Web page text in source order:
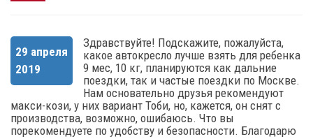
29 апреля
2019
Здравствуйте! Подскажите, пожалуйста,
какое автокресло лучше взять для ребенка
9 мес, 10 кг, планируются как дальние
поездки, так и частые поездки по Москве.
Нам основательно друзья рекомендуют
макси-кози, у них вариант Тоби, но, кажется, он снят с
производства, возможно, ошибаюсь. Что вы
порекомендуете по удобству и безопасности. Благодарю